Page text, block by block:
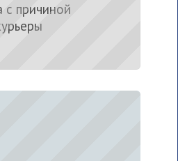
с причиной